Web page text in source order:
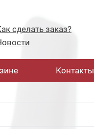
сделать заказ?
Контакты